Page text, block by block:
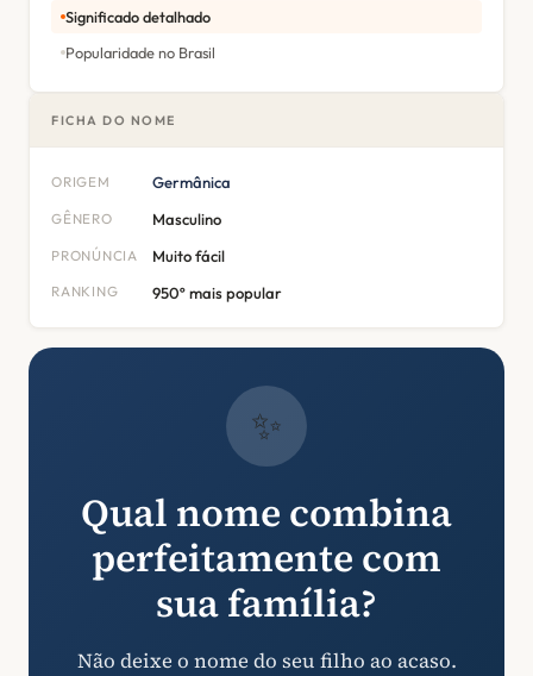
Significado detalhado
Popularidade no Brasil
FICHA DO NOME
ORIGEM Germânica
GÊNERO Masculino
PRONÚNCIA Muito fácil
RANKING 950º mais popular
✨
Qual nome combina
perfeitamente com
sua família?
Não deixe o nome do seu filho ao acaso.